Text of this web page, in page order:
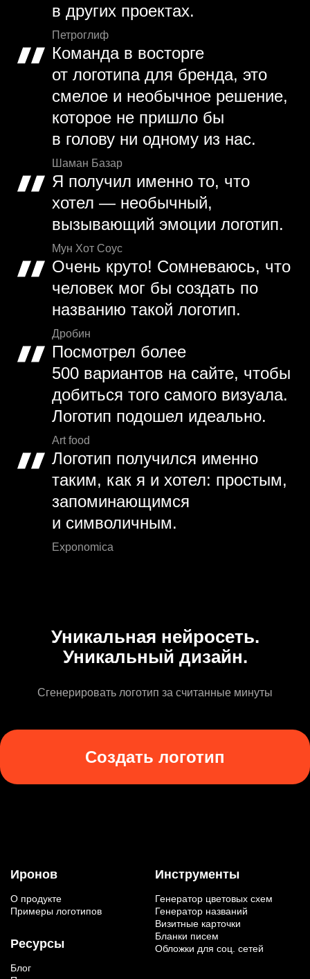
в других проектах.
Петроглиф
Команда в восторге
от логотипа для бренда, это
смелое и необычное решение,
которое не пришло бы
в голову ни одному из нас.
Шаман Базар
Я получил именно то, что
хотел — необычный,
вызывающий эмоции логотип.
Мун Хот Соус
Очень круто! Сомневаюсь, что
человек мог бы создать по
названию такой логотип.
Дробин
Посмотрел более
500 вариантов на сайте, чтобы
добиться того самого визуала.
Логотип подошел идеально.
Art food
Логотип получился именно
таким, как я и хотел: простым,
запоминающимся
и символичным.
Exponomica
Уникальная нейросеть.
Уникальный дизайн.
Сгенерировать логотип за считанные минуты
Создать логотип
Иронов
О продукте
Примеры логотипов
Ресурсы
Блог
Инструменты
Генератор цветовых схем
Генератор названий
Визитные карточки
Бланки писем
Обложки для соц. сетей